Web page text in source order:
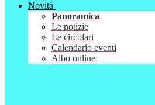
Novità
Panoramica
Le notizie
Le circolari
Calendario eventi
Albo online